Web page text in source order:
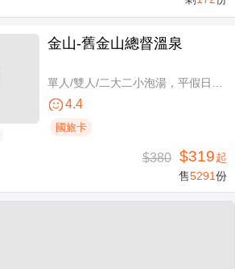
金山-舊金山總督溫泉
4.4
國旅卡
$380 $319起
售5291份